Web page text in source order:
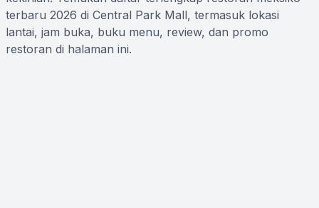
terbaru 2026 di Central Park Mall, termasuk lokasi
lantai, jam buka, buku menu, review, dan promo
restoran di halaman ini.